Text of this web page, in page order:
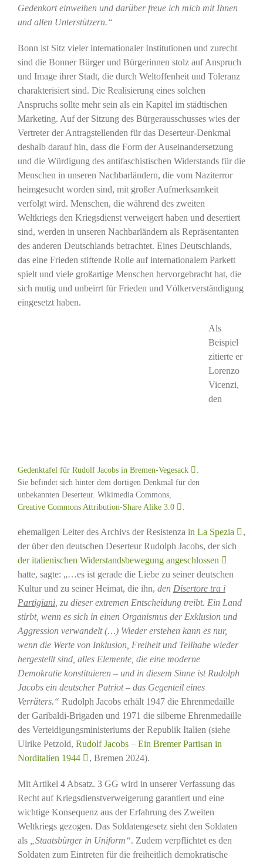
Gedenkort einweihen und darüber freue ich mich mit Ihnen
und allen Unterstützern.“
Bonn ist Sitz vieler internationaler Institutionen und zurecht
sind die Bonner Bürger und Bürgerinnen stolz auf Anspruch
und Image ihrer Stadt, die durch Weltoffenheit und Toleranz
charakterisiert sind. Die Realisierung eines solchen
Anspruchs sollte mehr sein als ein Kapitel im städtischen
Marketing. Auf der Sitzung des Bürgerausschusses wies der
Vertreter der Antragstellenden für das Deserteur-Denkmal
deshalb darauf hin, dass die Form der Auseinandersetzung
und die Würdigung des antifaschistischen Widerstands für die
Menschen in unseren Nachbarländern, die vom Naziterror
heimgesucht worden sind, mit großer Aufmerksamkeit
verfolgt wird. Menschen, die während des zweiten
Weltkriegs den Kriegsdienst verweigert haben und desertiert
sind, werden in unseren Nachbarländern als Repräsentanten
des anderen Deutschlands betrachtet. Eines Deutschlands,
das eine Frieden stiftende Rolle auf internationalem Parkett
spielt und viele großartige Menschen hervorgebracht hat, die
sich mutig und unbeirrt für Frieden und Völkerverständigung
eingesetzt haben.
Gedenktafel für Rudolf Jacobs in Bremen-Vegesack
.
Sie befindet sich hinter dem dortigen Denkmal für den
unbekannten Deserteur. Wikimedia Commons,
Creative Commons Attribution-Share Alike 3.0
.
Als
Beispiel
zitierte er
Lorenzo
Vicenzi,
den
ehemaligen Leiter des Archivs der Resistenza in La Spezia
,
der über den deutschen Deserteur Rudolph Jacobs, der sich
der italienischen Widerstandsbewegung angeschlossen
hatte, sagte: „…es ist gerade die Liebe zu seiner deutschen
Kultur und zu seiner Heimat, die ihn, den Disertore tra i
Partigiani, zu dieser extremen Entscheidung treibt. Ein Land
stirbt, wenn es sich in einen Organismus der Exklusion und
Aggression verwandelt (…) Wieder erstehen kann es nur,
wenn die Werte von Inklusion, Freiheit und Teilhabe wieder
hergestellt sind, alles Elemente, die eine moderne
Demokratie konstituieren – und in diesem Sinne ist Rudolph
Jacobs ein deutscher Patriot – das Gegenteil eines
Verräters.“ Rudolph Jacobs erhält 1947 die Ehrenmedaille
der Garibaldi-Brigaden und 1971 die silberne Ehrenmedaille
des Verteidigungsministeriums der Republik Italien (siehe
Ulrike Petzold, Rudolf Jacobs – Ein Bremer Partisan in
Norditalien 1944
, Bremen 2024).
Mit Artikel 4 Absatz. 3 GG wird in unserer Verfassung das
Recht auf Kriegsdienstverweigerung garantiert und eine
wichtige Konsequenz aus der Erfahrung des Zweiten
Weltkriegs gezogen. Das Soldatengesetz sieht den Soldaten
als
„Staatsbürger in Uniform“. Zudem verpflichtet es den
Soldaten zum Eintreten für die freiheitlich demokratische